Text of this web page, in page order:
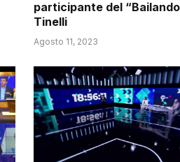
participante del
Tinelli
Agosto 11, 2023